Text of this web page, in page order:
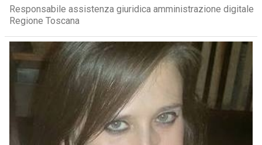
Responsabile assistenza giuridica amministrazione digitale
Regione Toscana